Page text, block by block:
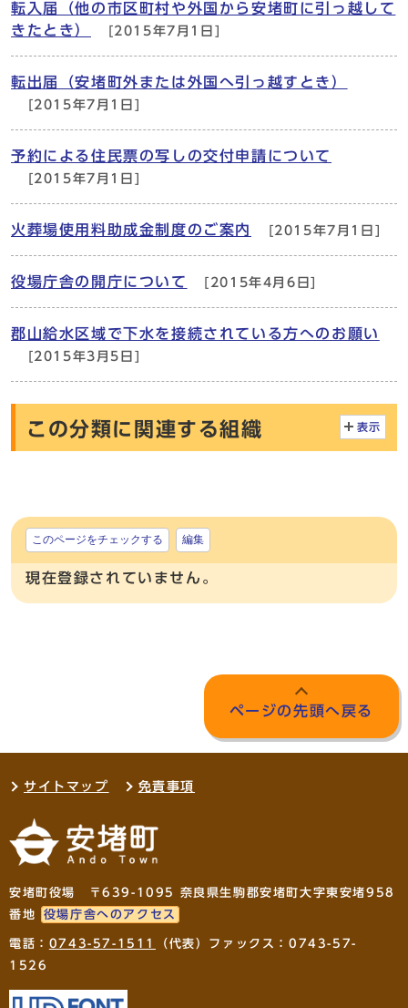
転入届（他の市区町村や外国から安堵町に引っ越して
きたとき）
[2015年7月1日]
転出届（安堵町外または外国へ引っ越すとき）
[2015年7月1日]
予約による住民票の写しの交付申請について
[2015年7月1日]
火葬場使用料助成金制度のご案内 [2015年7月1日]
役場庁舎の開庁について [2015年4月6日]
郡山給水区域で下水を接続されている方へのお願い
[2015年3月5日]
この分類に関連する組織 表示
このページをチェックする 編集
現在登録されていません。
ページの先頭へ戻る
サイトマップ 免責事項
安堵町役場 〒639-1095 奈良県生駒郡安堵町大字東安堵958
番地
役場庁舎へのアクセス
電話： 0743-57-1511
（代表）ファックス：0743-57-
1526